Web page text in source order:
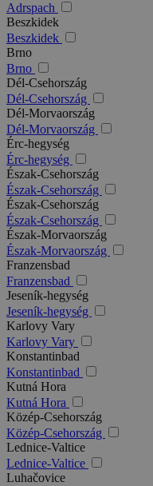
Adrspach
Beszkidek
Beszkidek
Brno
Brno
Dél-Csehország
Dél-Csehország
Dél-Morvaország
Dél-Morvaország
Érc-hegység
Érc-hegység
Észak-Csehország
Észak-Csehország
Észak-Csehország
Észak-Csehország
Észak-Morvaország
Észak-Morvaország
Franzensbad
Franzensbad
Jeseník-hegység
Jeseník-hegység
Karlovy Vary
Karlovy Vary
Konstantinbad
Konstantinbad
Kutná Hora
Kutná Hora
Közép-Csehország
Közép-Csehország
Lednice-Valtice
Lednice-Valtice
Luhačovice